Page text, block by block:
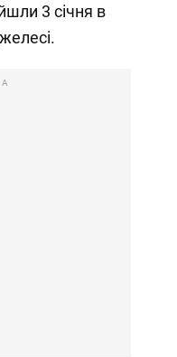
3 січня в